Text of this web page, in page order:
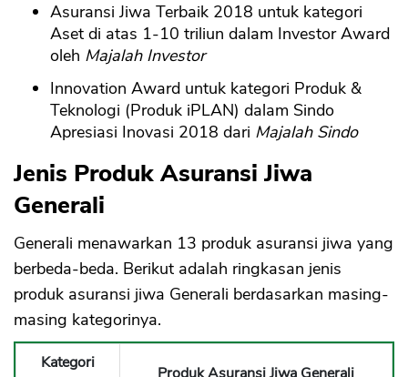
Asuransi Jiwa Terbaik 2018 untuk kategori
Aset di atas 1-10 triliun dalam Investor Award
oleh Majalah Investor
Innovation Award untuk kategori Produk &
Teknologi (Produk iPLAN) dalam Sindo
Apresiasi Inovasi 2018 dari Majalah Sindo
Jenis Produk Asuransi Jiwa
Generali
Generali menawarkan 13 produk asuransi jiwa yang
berbeda-beda. Berikut adalah ringkasan jenis
produk asuransi jiwa Generali berdasarkan masing-
masing kategorinya.
Kategori